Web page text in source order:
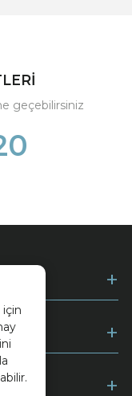
geçebilirsiniz